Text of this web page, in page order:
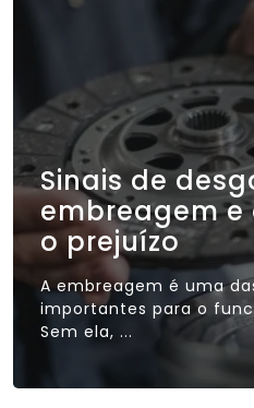
Sinais de
embreagem
o prejuízo
A embreagem é uma
importantes para o
Sem ela, ...